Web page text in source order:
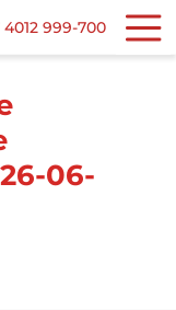
4012 999-700
06-